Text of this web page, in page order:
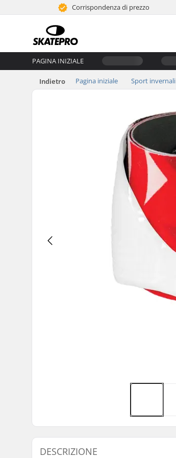
Corrispondenza di prezzo
PAGINA INIZIALE
Indietro Pagina iniziale Sport invernali
DESCRIZIONE